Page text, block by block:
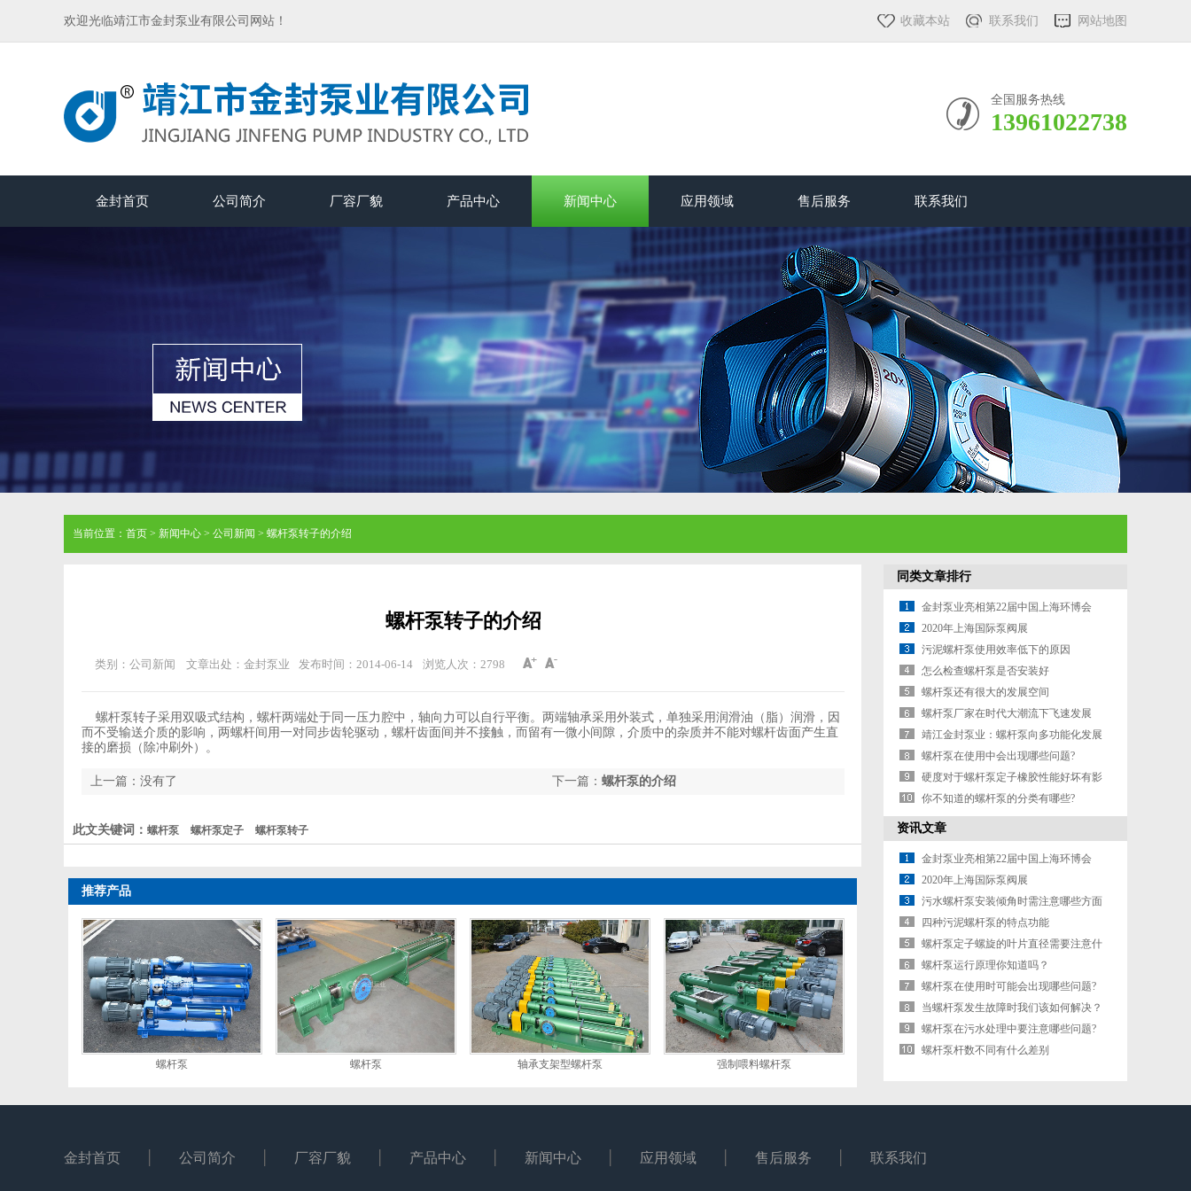
欢迎光临靖江市金封泵业有限公司网站！ 收藏本站 联系我们 网站地图
全国服务热线
13961022738
金封首页 公司简介 厂容厂貌 产品中心 新闻中心 应用领域 售后服务 联系我们
当前位置： 首页 > 新闻中心 > 公司新闻 > 螺杆泵转子的介绍
螺杆泵转子的介绍
类别：公司新闻 文章出处：金封泵业 发布时间：2014-06-14 浏览人次： 2798
螺杆泵转子采用双吸式结构，螺杆两端处于同一压力腔中，轴向力可以自行平衡。两端轴承采用外装式，单独采用润滑油（脂）润滑，因
而不受输送介质的影响，两螺杆间用一对同步齿轮驱动，螺杆齿面间并不接触，而留有一微小间隙，介质中的杂质并不能对螺杆齿面产生直
接的磨损（除冲刷外）。
下一篇： 螺杆泵的介绍
上一篇：没有了
此文关键词： 螺杆泵 螺杆泵定子 螺杆泵转子
推荐产品
螺杆泵 螺杆泵 轴承支架型螺杆泵 强制喂料螺杆泵
同类文章排行
金封泵业亮相第22届中国上海环博会
2020年上海国际泵阀展
污泥螺杆泵使用效率低下的原因
怎么检查螺杆泵是否安装好
螺杆泵还有很大的发展空间
螺杆泵厂家在时代大潮流下飞速发展
靖江金封泵业：螺杆泵向多功能化发展
螺杆泵在使用中会出现哪些问题?
硬度对于螺杆泵定子橡胶性能好坏有影
响吗?
你不知道的螺杆泵的分类有哪些?
资讯文章
金封泵业亮相第22届中国上海环博会
2020年上海国际泵阀展
污水螺杆泵安装倾角时需注意哪些方面
四种污泥螺杆泵的特点功能
螺杆泵定子螺旋的叶片直径需要注意什
么?
螺杆泵运行原理你知道吗？
螺杆泵在使用时可能会出现哪些问题?
当螺杆泵发生故障时我们该如何解决？
螺杆泵在污水处理中要注意哪些问题?
螺杆泵杆数不同有什么差别
金封首页 公司简介 厂容厂貌 产品中心 新闻中心 应用领域 售后服务 联系我们